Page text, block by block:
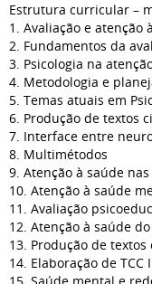
Estrutura curricular –
1. Avaliação e atenção
2. Fundamentos da
3. Psicologia na
4. Metodologia e
5. Temas atuais em
6. Produção de textos
7. Interface entre
8. Multimétodos
9. Atenção à saúde
10. Atenção à saúde
11. Avaliação
12. Atenção à saúde
13. Produção de textos
14. Elaboração de TCC I